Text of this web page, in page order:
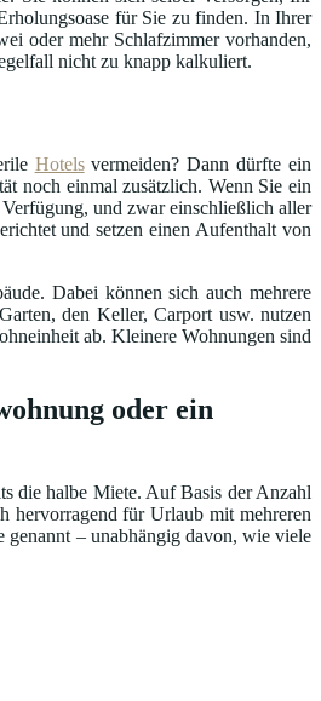
für Sie zu finden. In Ihrer
oder mehr Schlafzimmer vorhanden,
nicht zu knapp kalkuliert.
Hotelsvermeiden? Dann dürfte ein
noch einmal zusätzlich. Wenn Sie ein
und zwar einschließlich aller
und setzen einen Aufenthalt von
Dabei können sich auch mehrere
den Keller, Carport usw. nutzen
ab. Kleinere Wohnungen sind
oder ein
die halbe Miete. Auf Basis der Anzahl
hervorragend für Urlaub mit mehreren
– unabhängig davon, wie viele